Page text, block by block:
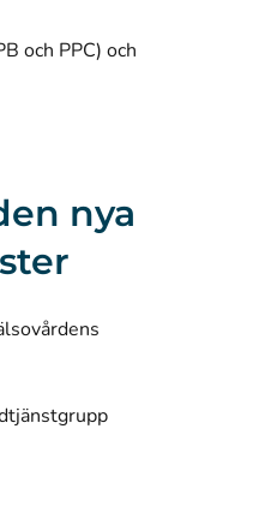
och PPC) och
nya